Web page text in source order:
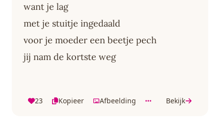
want je lag
met je stuitje ingedaald
voor je moeder een beetje pech
jij nam de kortste weg
23 Kopieer Afbeelding Bekijk